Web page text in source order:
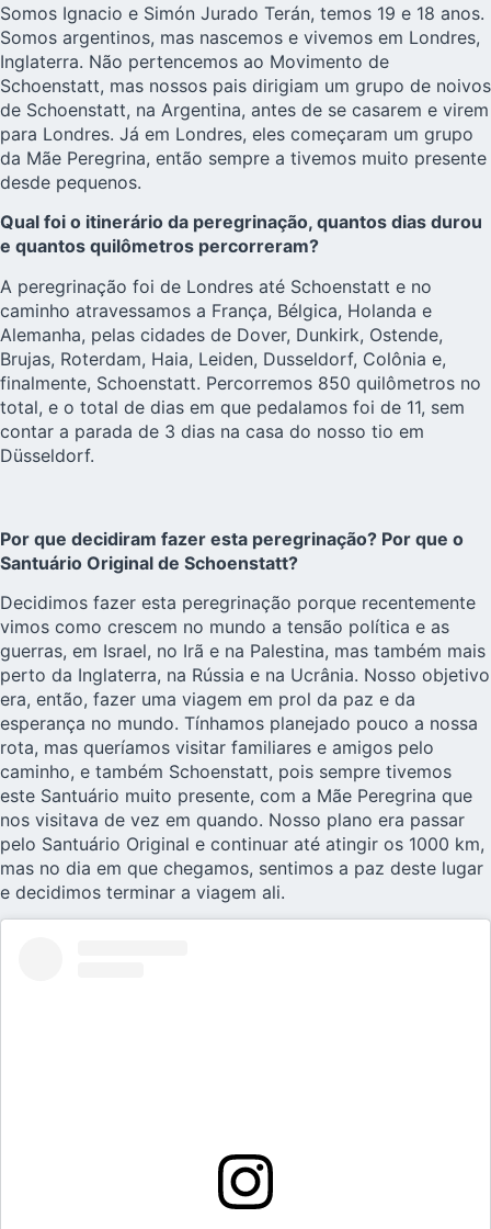
Somos Ignacio e Simón Jurado Terán, temos 19 e 18 anos.
Somos argentinos, mas nascemos e vivemos em Londres,
Inglaterra. Não pertencemos ao Movimento de
Schoenstatt, mas nossos pais dirigiam um grupo de noivos
de Schoenstatt, na Argentina, antes de se casarem e virem
para Londres. Já em Londres, eles começaram um grupo
da Mãe Peregrina, então sempre a tivemos muito presente
desde pequenos.
Qual foi o itinerário da peregrinação, quantos dias durou
e quantos quilômetros percorreram?
A peregrinação foi de Londres até Schoenstatt e no
caminho atravessamos a França, Bélgica, Holanda e
Alemanha, pelas cidades de Dover, Dunkirk, Ostende,
Brujas, Roterdam, Haia, Leiden, Dusseldorf, Colônia e,
finalmente, Schoenstatt. Percorremos 850 quilômetros no
total, e o total de dias em que pedalamos foi de 11, sem
contar a parada de 3 dias na casa do nosso tio em
Düsseldorf.
Por que decidiram fazer esta peregrinação? Por que o
Santuário Original de Schoenstatt?
Decidimos fazer esta peregrinação porque recentemente
vimos como crescem no mundo a tensão política e as
guerras, em Israel, no Irã e na Palestina, mas também mais
perto da Inglaterra, na Rússia e na Ucrânia. Nosso objetivo
era, então, fazer uma viagem em prol da paz e da
esperança no mundo. Tínhamos planejado pouco a nossa
rota, mas queríamos visitar familiares e amigos pelo
caminho, e também Schoenstatt, pois sempre tivemos
este Santuário muito presente, com a Mãe Peregrina que
nos visitava de vez em quando. Nosso plano era passar
pelo Santuário Original e continuar até atingir os 1000 km,
mas no dia em que chegamos, sentimos a paz deste lugar
e decidimos terminar a viagem ali.